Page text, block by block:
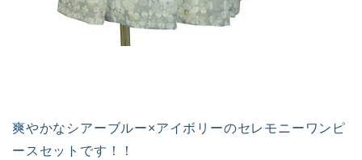
爽やかなシアーブルー×アイボリーのセレモニーワンピ
ースセットです！！